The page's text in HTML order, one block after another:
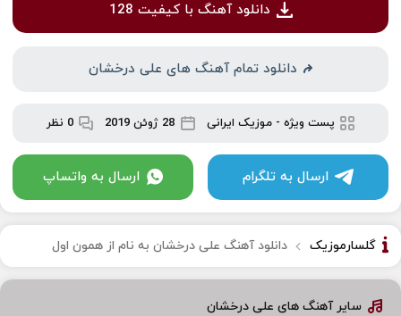
دانلود آهنگ با کیفیت 128
دانلود تمام آهنگ های علی درخشان
پست ویژه -موزیک ایرانی 28 ژوئن 2019 0 نظر
ارسال به تلگرام ارسال به واتساپ
گلسارموزیک دانلود آهنگ علی درخشان به نام از همون اول
سایر آهنگ های علی درخشان